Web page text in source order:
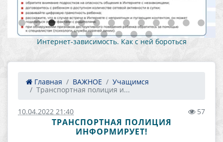
с ней бороться
Как противостоять
деятельность
Главная ВАЖНОЕ
Учащимся
Транспортная полиция и...
10.04.2022 21:40 57
ТРАНСПОРТНАЯ ПОЛИЦИЯ
ИНФОРМИРУЕТ!